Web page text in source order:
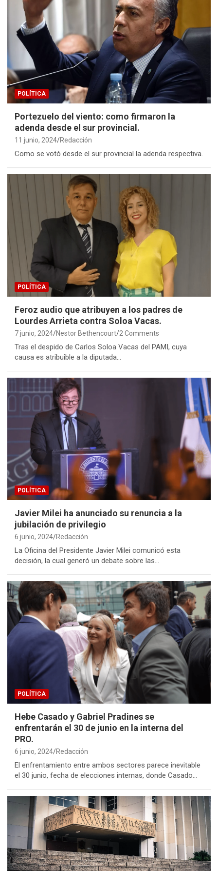
POLÍTICA
Portezuelo del viento: como firmaron la
adenda desde el sur provincial.
11 junio, 2024 Redacción
Como se votó desde el sur provincial la adenda respectiva.
POLÍTICA
Feroz audio que atribuyen a los padres de
Lourdes Arrieta contra Soloa Vacas.
7 junio, 2024 Nestor Bethencourt 2 Comments
Tras el despido de Carlos Soloa Vacas del PAMI, cuya
causa es atribuible a la diputada…
POLÍTICA
Javier Milei ha anunciado su renuncia a la
jubilación de privilegio
6 junio, 2024 Redacción
La Oficina del Presidente Javier Milei comunicó esta
decisión, la cual generó un debate sobre las…
POLÍTICA
Hebe Casado y Gabriel Pradines se
enfrentarán el 30 de junio en la interna del
PRO.
6 junio, 2024 Redacción
El enfrentamiento entre ambos sectores parece inevitable
el 30 junio, fecha de elecciones internas, donde Casado…